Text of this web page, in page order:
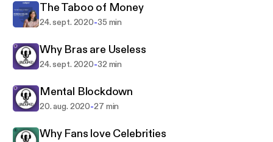
The Taboo of Money
24. sept. 2020-35 min
Why Bras are Useless
24. sept. 2020-32 min
Mental Blockdown
20. aug. 2020-27 min
Why Fans love Celebrities